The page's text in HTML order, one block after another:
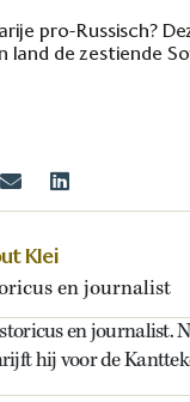
pro-Russisch?
land de zestiende
Klei
en journalist
en journalist.
hij voor de